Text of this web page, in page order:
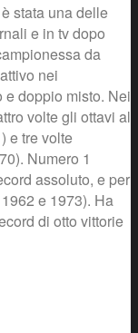
stata una delle
e in tv dopo
da
nei
doppio misto. Nei
volte gli ottavi al
e tre volte
Numero 1
assoluto, e per
e 1973). Ha
di otto vittorie